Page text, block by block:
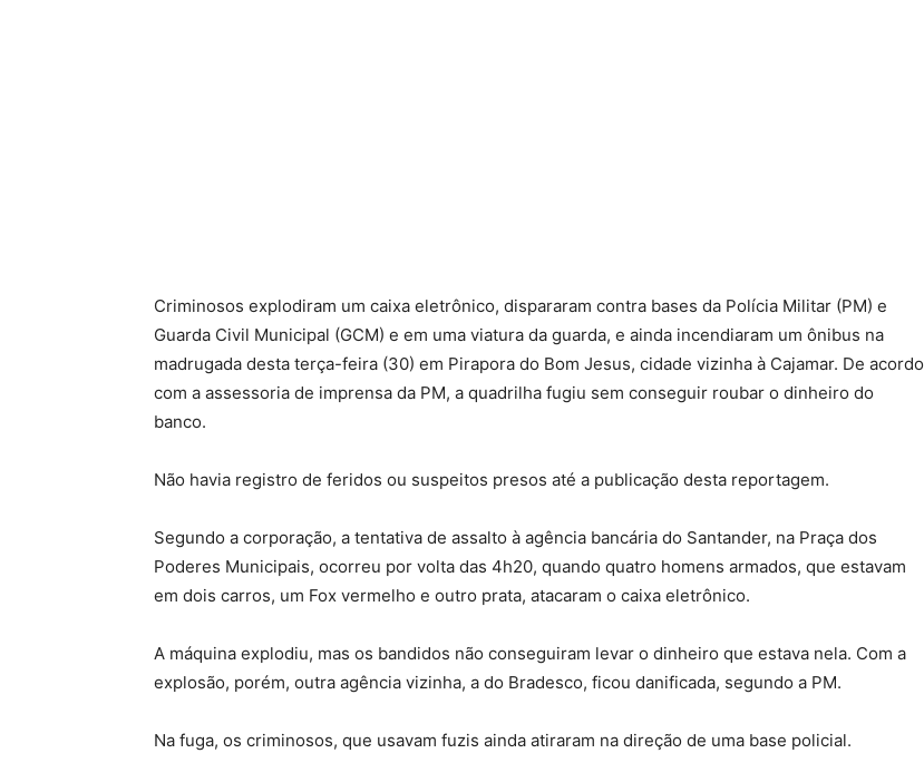
Criminosos explodiram um caixa eletrônico, dispararam contra bases da Polícia Militar (PM) e
Guarda Civil Municipal (GCM) e em uma viatura da guarda, e ainda incendiaram um ônibus na
madrugada desta terça-feira (30) em Pirapora do Bom Jesus, cidade vizinha à Cajamar. De acordo
com a assessoria de imprensa da PM, a quadrilha fugiu sem conseguir roubar o dinheiro do
banco.
Não havia registro de feridos ou suspeitos presos até a publicação desta reportagem.
Segundo a corporação, a tentativa de assalto à agência bancária do Santander, na Praça dos
Poderes Municipais, ocorreu por volta das 4h20, quando quatro homens armados, que estavam
em dois carros, um Fox vermelho e outro prata, atacaram o caixa eletrônico.
A máquina explodiu, mas os bandidos não conseguiram levar o dinheiro que estava nela. Com a
explosão, porém, outra agência vizinha, a do Bradesco, ficou danificada, segundo a PM.
Na fuga, os criminosos, que usavam fuzis ainda atiraram na direção de uma base policial.